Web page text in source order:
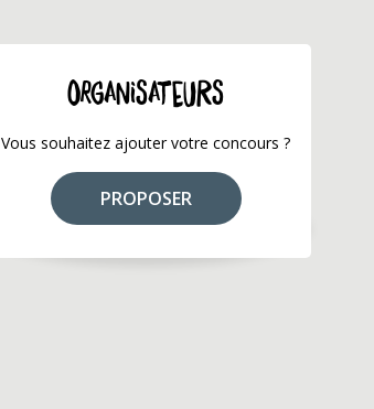
ORGANISATEURS
Vous souhaitez ajouter votre concours ?
PROPOSER